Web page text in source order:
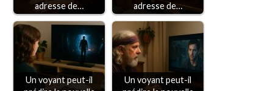
adresse de…
adresse de…
Un voyant peut-il
Un voyant peut-il